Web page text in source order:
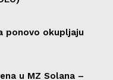
ponovo okupljaju
u MZ Solana –